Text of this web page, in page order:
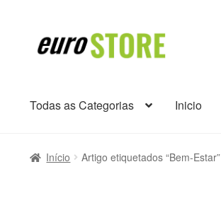
para
Saltar
para
Todas as Categorias
Inicio
Início Artigo etiquetados “Bem-Estar”